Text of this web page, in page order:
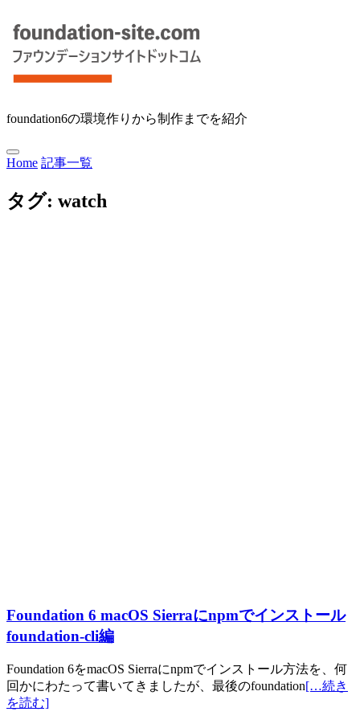
foundation6の環境作りから制作までを紹介
Home 記事一覧
タグ: watch
Foundation 6 macOS Sierraにnpmでインストール
foundation-cli編
Foundation 6をmacOS Sierraにnpmでインストール方法を、何
回かにわたって書いてきましたが、最後のfoundation[…続き
を読む]